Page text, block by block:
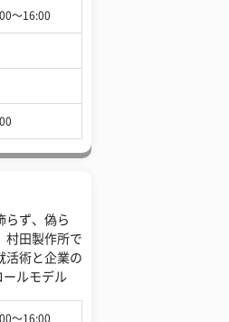
〜16:00
らず、偽ら
村田製作所で
活術と企業の
ールモデル
〜16:00